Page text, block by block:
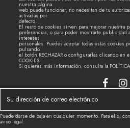
nuestra página
web pueda funcionar, no necesitan de tu
activadas por
defecto.
El resto de cookies sirven para mejorar nuestra
preferencias, o para poder mostrarte publicidad
intereses
personales. Puedes aceptar todas estas cookies
pulsando
el botón RECHAZAR o configurarlas clicando en
COOKIES.
Si quieres más información, consulta la
Puede darse de baja en cualquier momento. Para ello,
aviso legal.